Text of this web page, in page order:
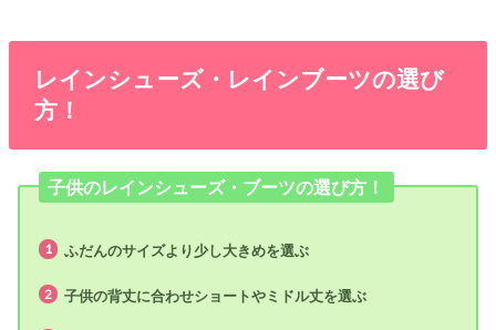
レインシューズ・レインブーツの選び
方！
子供のレインシューズ・ブーツの選び方！
ふだんのサイズより少し大きめを選ぶ
子供の背丈に合わせショートやミドル丈を選ぶ